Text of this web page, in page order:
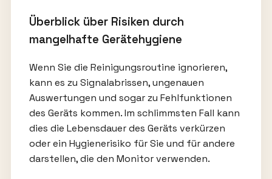
Überblick über Risiken durch
mangelhafte Gerätehygiene
Wenn Sie die Reinigungsroutine ignorieren,
kann es zu Signalabrissen, ungenauen
Auswertungen und sogar zu Fehlfunktionen
des Geräts kommen. Im schlimmsten Fall kann
dies die Lebensdauer des Geräts verkürzen
oder ein Hygienerisiko für Sie und für andere
darstellen, die den Monitor verwenden.